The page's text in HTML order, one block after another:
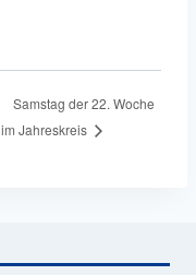
Samstag der 22. Woche
im Jahreskreis